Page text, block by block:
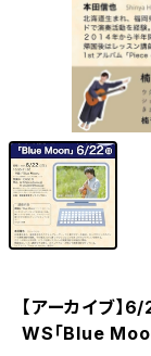
【アーカイブ
WS「Blue